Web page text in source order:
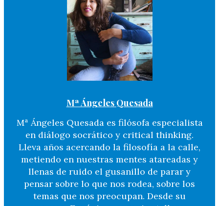
Mª Ángeles Quesada
Mª Ángeles Quesada es filósofa especialista
en diálogo socrático y critical thinking.
Lleva años acercando la filosofía a la calle,
metiendo en nuestras mentes atareadas y
llenas de ruido el gusanillo de parar y
pensar sobre lo que nos rodea, sobre los
temas que nos preocupan. Desde su